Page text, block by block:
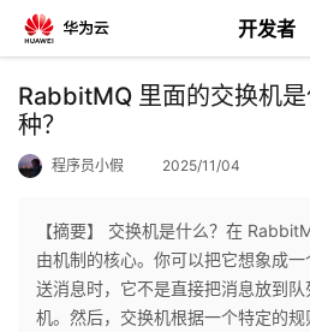
开发者
返
回
个
RabbitMQ 里面的交换机
种？
程序员小假 2025/11/04
【摘要】 交换机是什么？在
由机制的核心。你可以把它想象成
送消息时，它不是直接把消息放到
机。然后，交换机根据一个特定的规